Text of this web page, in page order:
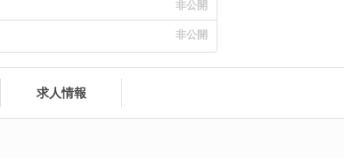
非公開
非公開
求人情報